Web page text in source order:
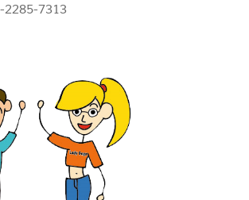
4-2285-7313